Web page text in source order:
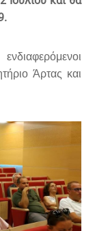
Άρτας και